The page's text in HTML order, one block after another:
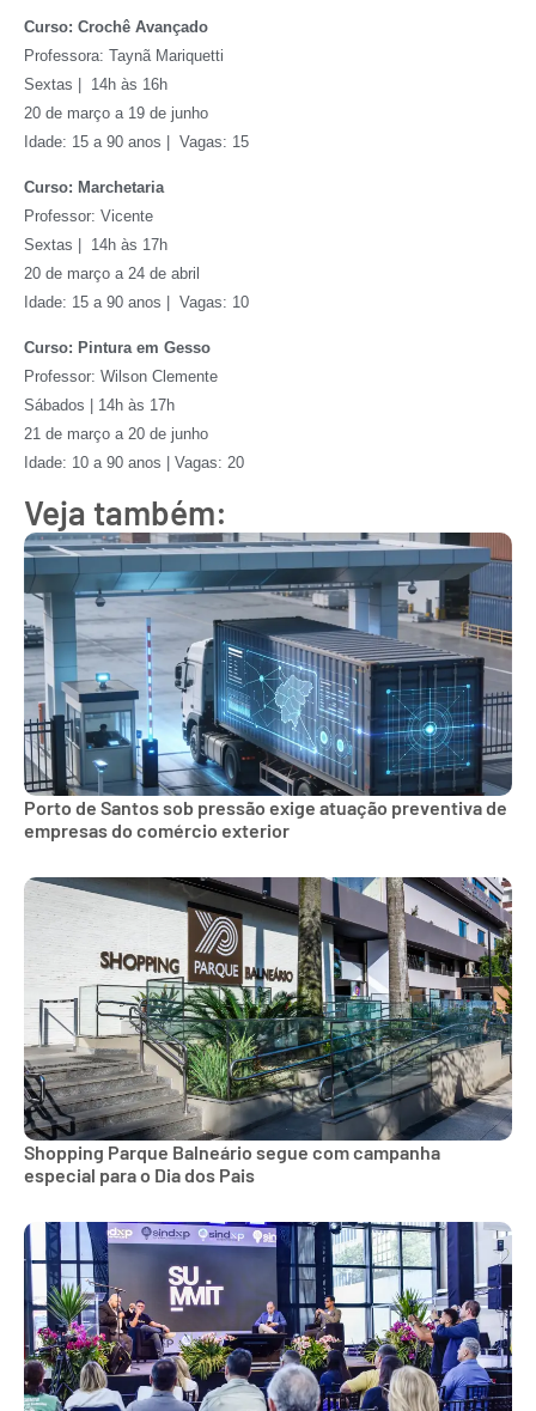
Curso: Crochê Avançado
Professora: Taynã Mariquetti
Sextas | 14h às 16h
20 de março a 19 de junho
Idade: 15 a 90 anos | Vagas: 15
Curso: Marchetaria
Professor: Vicente
Sextas | 14h às 17h
20 de março a 24 de abril
Idade: 15 a 90 anos | Vagas: 10
Curso: Pintura em Gesso
Professor: Wilson Clemente
Sábados | 14h às 17h
21 de março a 20 de junho
Idade: 10 a 90 anos | Vagas: 20
Veja também:
Porto de Santos sob pressão exige atuação preventiva de
empresas do comércio exterior
Shopping Parque Balneário segue com campanha
especial para o Dia dos Pais